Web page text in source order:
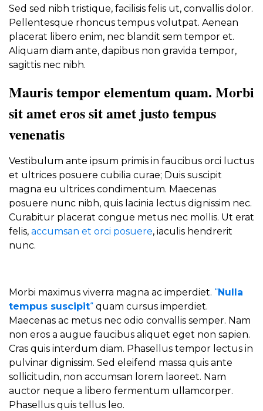
Sed sed nibh tristique, facilisis felis ut, convallis dolor.
Pellentesque rhoncus tempus volutpat. Aenean
placerat libero enim, nec blandit sem tempor et.
Aliquam diam ante, dapibus non gravida tempor,
sagittis nec nibh.
Mauris tempor elementum quam. Morbi
sit amet eros sit amet justo tempus
venenatis
Vestibulum ante ipsum primis in faucibus orci luctus
et ultrices posuere cubilia curae; Duis suscipit
magna eu ultrices condimentum. Maecenas
posuere nunc nibh, quis lacinia lectus dignissim nec.
Curabitur placerat congue metus nec mollis. Ut erat
felis, accumsan et orci posuere, iaculis hendrerit
nunc.
Morbi maximus viverra magna ac imperdiet. “Nulla
tempus suscipit“ quam cursus imperdiet.
Maecenas ac metus nec odio convallis semper. Nam
non eros a augue faucibus aliquet eget non sapien.
Cras quis interdum diam. Phasellus tempor lectus in
pulvinar dignissim. Sed eleifend massa quis ante
sollicitudin, non accumsan lorem laoreet. Nam
auctor neque a libero fermentum ullamcorper.
Phasellus quis tellus leo.